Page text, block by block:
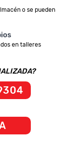
o se pueden
en talleres